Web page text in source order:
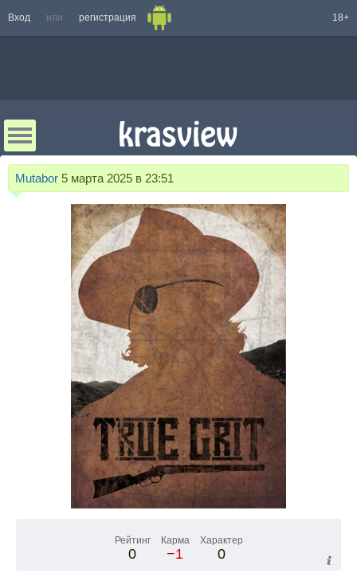
Вход или регистрация 18+
Mutabor 5 марта 2025 в 23:51
Рейтинг
0
Карма
−1
Характер
0